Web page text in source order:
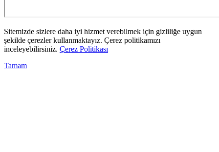
Sitemizde sizlere daha iyi hizmet verebilmek için gizliliğe uygun
şekilde çerezler kullanmaktayız. Çerez politikamızı
inceleyebilirsiniz. Çerez Politikası
Tamam